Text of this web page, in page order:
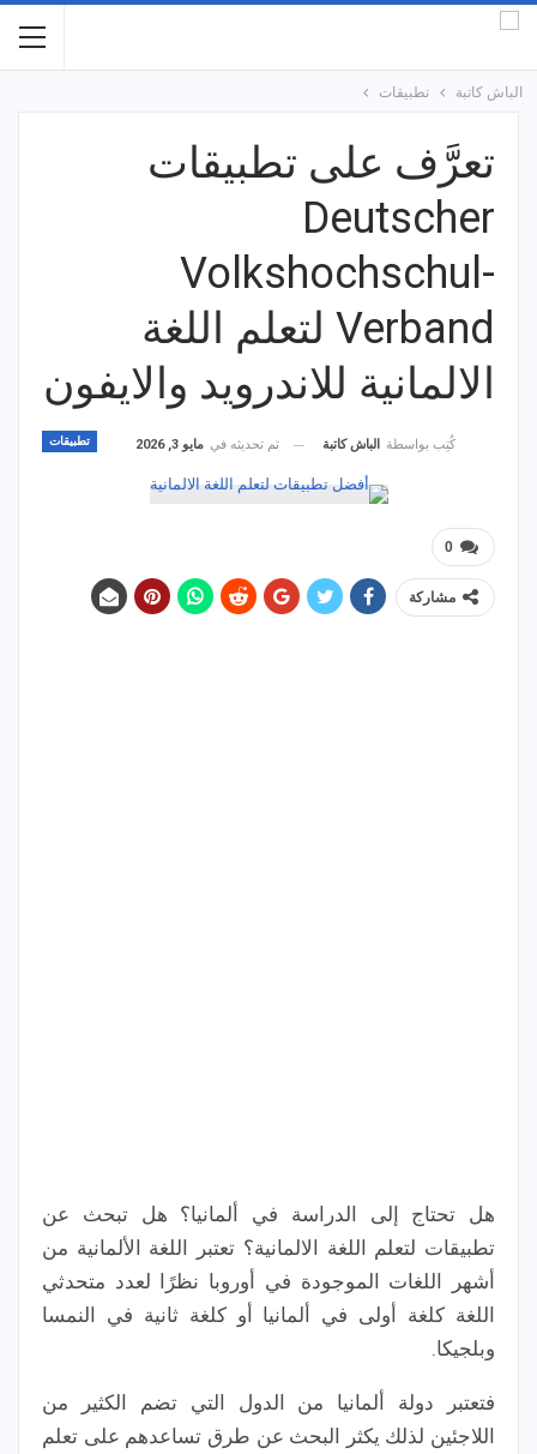
الباش كاتبة تطبيقات
تعرَّف على تطبيقات
Deutscher
Volkshochschul-
Verband لتعلم اللغة
الالمانية للاندرويد والايفون
تطبيقات كُتِب بواسطة الباش كاتبة تم تحديثه في مايو 3, 2026
0
مشاركة
هل تحتاج إلى الدراسة في ألمانيا؟ هل تبحث عن
تطبيقات لتعلم اللغة الالمانية؟ تعتبر اللغة الألمانية من
أشهر اللغات الموجودة في أوروبا نظرًا لعدد متحدثي
اللغة كلغة أولى في ألمانيا أو كلغة ثانية في النمسا
وبلجيكا.
فتعتبر دولة ألمانيا من الدول التي تضم الكثير من
اللاجئين لذلك يكثر البحث عن طرق تساعدهم على تعلم